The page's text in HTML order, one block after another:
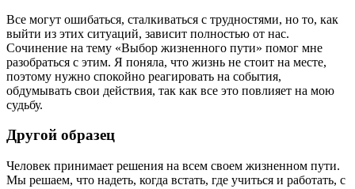
Все могут ошибаться, сталкиваться с трудностями, но то, как
выйти из этих ситуаций, зависит полностью от нас.
Сочинение на тему «Выбор жизненного пути» помог мне
разобраться с этим. Я поняла, что жизнь не стоит на месте,
поэтому нужно спокойно реагировать на события,
обдумывать свои действия, так как все это повлияет на мою
судьбу.
Другой образец
Человек принимает решения на всем своем жизненном пути.
Мы решаем, что надеть, когда встать, где учиться и работать, с